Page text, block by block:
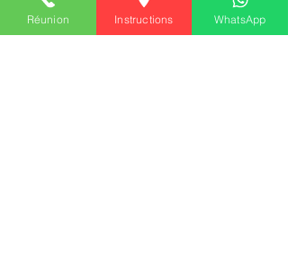
respiratoire à la relaxation musculaire et à
l'apaisement psychologique. Elle purifie
Réunion Instructions WhatsApp